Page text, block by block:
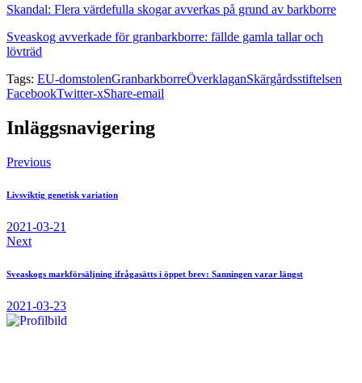
Skandal: Flera värdefulla skogar avverkas på grund av barkborre
Sveaskog avverkade för granbarkborre: fällde gamla tallar och
lövträd
Tags: EU-domstolenGranbarkborreÖverklaganSkärgårdsstiftelsen
FacebookTwitter-xShare-email
Inläggsnavigering
Previous
Livsviktig genetisk variation
2021-03-21
Next
Sveaskogs markförsäljning ifrågasätts i öppet brev: Sanningen varar längst
2021-03-23